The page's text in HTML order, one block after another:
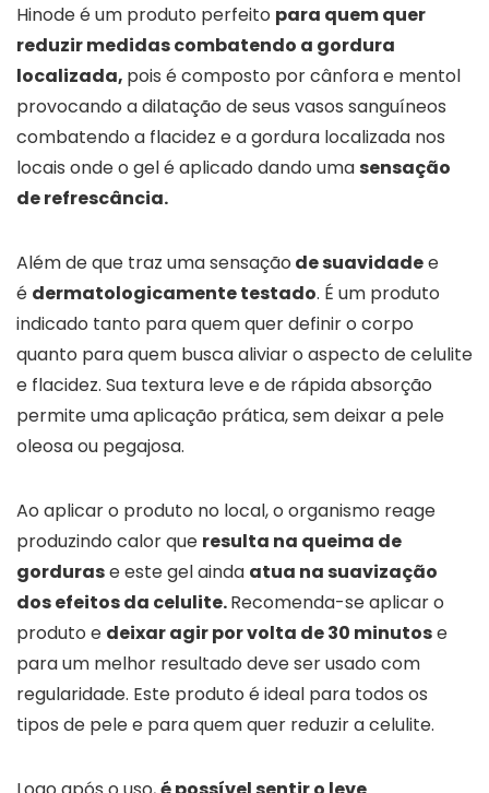
Hinode é um produto perfeito para quem quer
reduzir medidas combatendo a gordura
localizada, pois é composto por cânfora e mentol
provocando a dilatação de seus vasos sanguíneos
combatendo a flacidez e a gordura localizada nos
locais onde o gel é aplicado dando umasensação
de refrescância.
Além de que traz uma sensação de suavidadee
é dermatologicamente testado. É um produto
indicado tanto para quem quer definir o corpo
quanto para quem busca aliviar o aspecto de celulite
e flacidez. Sua textura leve e de rápida absorção
permite uma aplicação prática, sem deixar a pele
oleosa ou pegajosa.
Ao aplicar o produto no local, o organismo reage
produzindo calor que resulta na queima de
gordurase este gel ainda atua na suavização
dos efeitos da celulite.Recomenda-se aplicar o
produto e deixar agir por volta de 30 minutose
para um melhor resultado deve ser usado com
regularidade. Este produto é ideal para todos os
tipos de pele e para quem quer reduzir a celulite.